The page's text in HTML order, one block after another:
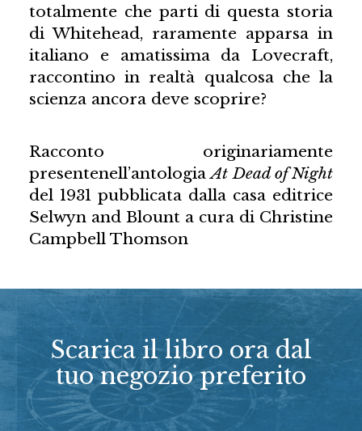
totalmente che parti di questa storia
di Whitehead, raramente apparsa in
italiano e amatissima da Lovecraft,
raccontino in realtà qualcosa che la
scienza ancora deve scoprire?
Racconto originariamente
presentenell’antologiaAt Dead of Night
del 1931 pubblicata dalla casa editrice
Selwyn and Blount a cura di Christine
Campbell Thomson
Scarica il libro ora dal
tuo negozio preferito